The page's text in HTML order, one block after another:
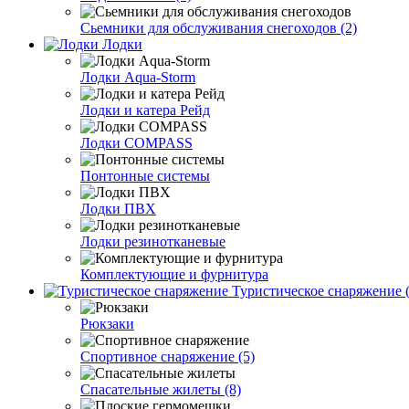
Сьемники для обслуживания снегоходов (2)
Лодки
Лодки Aqua-Storm
Лодки и катера Рейд
Лодки COMPASS
Понтонные системы
Лодки ПВХ
Лодки резинотканевые
Комплектующие и фурнитура
Туристическое снаряжение
Рюкзаки
Спортивное снаряжение (5)
Спасательные жилеты (8)